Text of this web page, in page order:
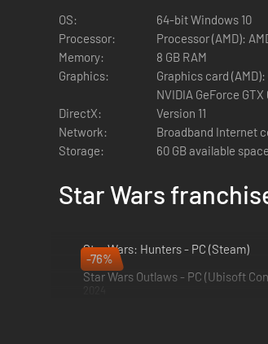
OS:
64-bit Windows 10
Processor:
Processor (AMD):
Memory:
8 GB RAM
Graphics:
Graphics card
NVIDIA GeForce GTX
DirectX:
Version 11
Network:
Broadband Internet
Storage:
60 GB available space
Star Wars
Star Wars: Hunters - PC (Steam)
2026
-76%
Star Wars Outlaws - PC (Ubisoft